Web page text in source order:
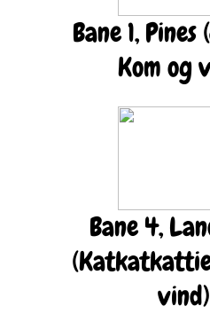
Bane 1,
Kom og
Bane 4,
vind)